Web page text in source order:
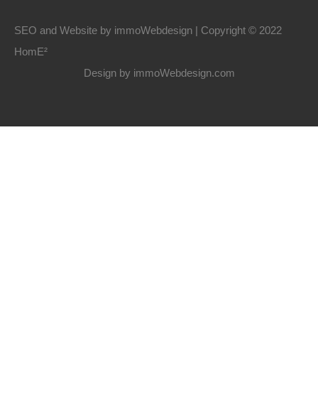
1
SEO and Website by immoWebdesign | Copyright © 2022
HomE²
Design by immoWebdesign.com